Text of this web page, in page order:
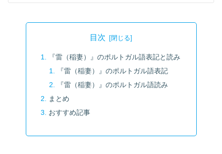
目次
『雷（稲妻）』のポルトガル語表記と読み
『雷（稲妻）』のポルトガル語表記
『雷（稲妻）』のポルトガル語読み
まとめ
おすすめ記事